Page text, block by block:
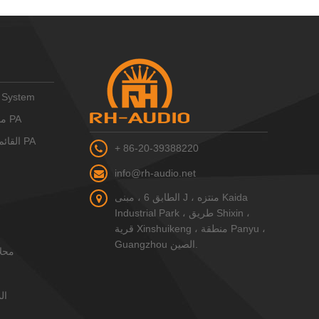
RH-AUDIO 16 منطقة نظام PA
RH-AUDIO IP القائم على نظام PA
+ 86-20-39388220
info@rh-audio.net
الطابق 6 ، مبنى J ، منتزه Kaida
Industrial Park ، طريق Shixin ،
قرية Xinshuikeng ، منطقة Panyu ،